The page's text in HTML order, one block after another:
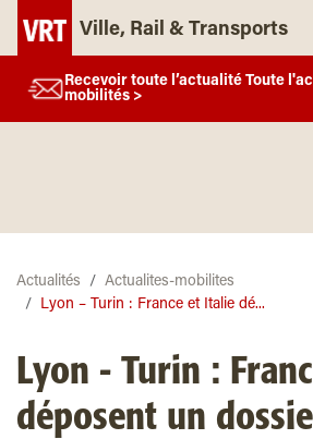
Ville, Rail & Transports
Recevoir toute l’actualité Toute
mobilités >
Actualités
Actualites-mobilites
Lyon – Turin : France et Italie dé...
Lyon - Turin :
déposent un